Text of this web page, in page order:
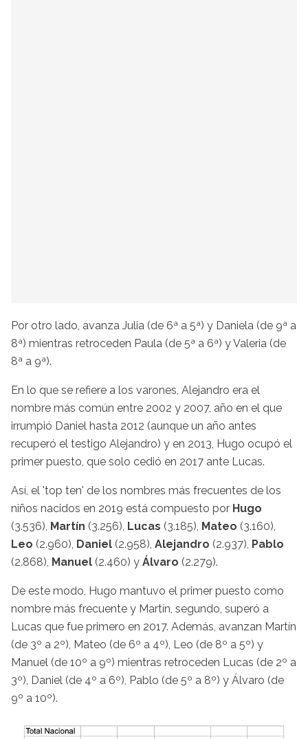
Por otro lado, avanza Julia (de 6ª a 5ª) y Daniela (de 9ª a
8ª) mientras retroceden Paula (de 5ª a 6ª) y Valeria (de
8ª a 9ª).
En lo que se refiere a los varones, Alejandro era el
nombre más común entre 2002 y 2007, año en el que
irrumpió Daniel hasta 2012 (aunque un año antes
recuperó el testigo Alejandro) y en 2013, Hugo ocupó el
primer puesto, que solo cedió en 2017 ante Lucas.
Así, el 'top ten' de los nombres más frecuentes de los
niños nacidos en 2019 está compuesto por Hugo
(3.536), Martín (3.256), Lucas (3.185), Mateo (3.160),
Leo (2.960), Daniel (2.958), Alejandro (2.937), Pablo
(2.868), Manuel (2.460) y Álvaro (2.279).
De este modo, Hugo mantuvo el primer puesto como
nombre más frecuente y Martín, segundo, superó a
Lucas que fue primero en 2017. Además, avanzan Martín
(de 3º a 2º), Mateo (de 6º a 4º), Leo (de 8º a 5º) y
Manuel (de 10º a 9º) mientras retroceden Lucas (de 2º a
3º), Daniel (de 4º a 6º), Pablo (de 5º a 8º) y Álvaro (de
9º a 10º).